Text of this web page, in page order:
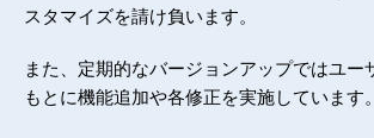
スタマイズを請け負います。
また、定期的なバージョンアップではユー
もとに機能追加や各修正を実施しています。